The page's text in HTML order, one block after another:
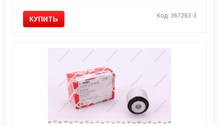
КУПИТЬ Код: 367263-3